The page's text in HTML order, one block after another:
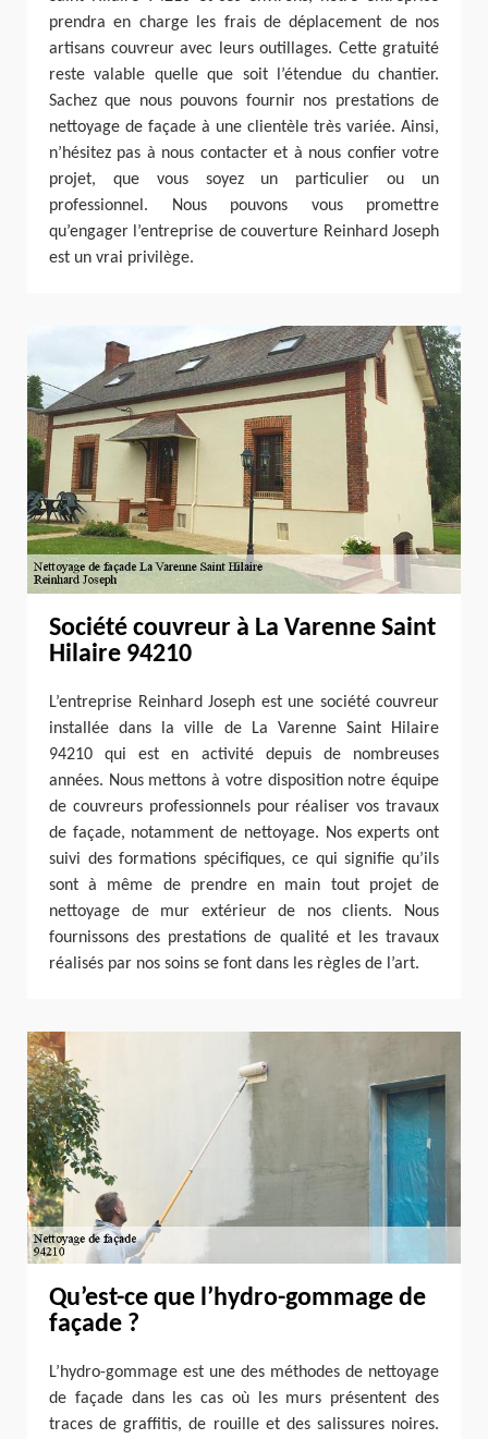
prendra en charge les frais de déplacement de nos
artisans couvreur avec leurs outillages. Cette gratuité
reste valable quelle que soit l’étendue du chantier.
Sachez que nous pouvons fournir nos prestations de
nettoyage de façade à une clientèle très variée. Ainsi,
n’hésitez pas à nous contacter et à nous confier votre
projet, que vous soyez un particulier ou un
professionnel. Nous pouvons vous promettre
qu’engager l’entreprise de couverture Reinhard Joseph
est un vrai privilège.
Société couvreur à La Varenne Saint
Hilaire 94210
L’entreprise Reinhard Joseph est une société couvreur
installée dans la ville de La Varenne Saint Hilaire
94210 qui est en activité depuis de nombreuses
années. Nous mettons à votre disposition notre équipe
de couvreurs professionnels pour réaliser vos travaux
de façade, notamment de nettoyage. Nos experts ont
suivi des formations spécifiques, ce qui signifie qu’ils
sont à même de prendre en main tout projet de
nettoyage de mur extérieur de nos clients. Nous
fournissons des prestations de qualité et les travaux
réalisés par nos soins se font dans les règles de l’art.
Qu’est-ce que l’hydro-gommage de
façade ?
L’hydro-gommage est une des méthodes de nettoyage
de façade dans les cas où les murs présentent des
traces de graffitis, de rouille et des salissures noires.